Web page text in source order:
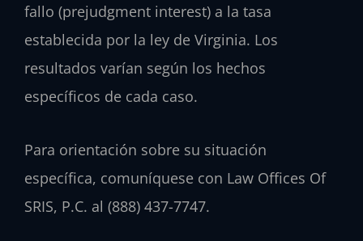
fallo (prejudgment interest) a la tasa
establecida por la ley de Virginia. Los
resultados varían según los hechos
específicos de cada caso.
Para orientación sobre su situación
específica, comuníquese con Law Offices Of
SRIS, P.C. al (888) 437-7747.